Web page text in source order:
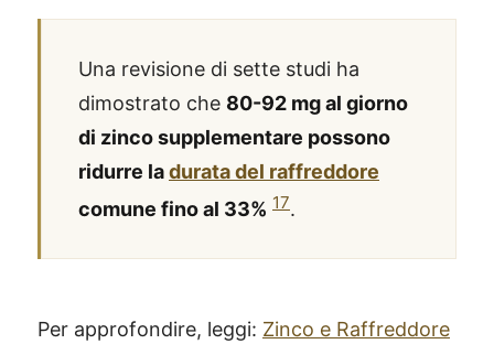
Una revisione di sette studi ha
dimostrato che 80-92 mg al giorno
di zinco supplementare possono
ridurre ladurata del raffreddore
comune fino al 33% 17.
Per approfondire, leggi: Zinco e Raffreddore